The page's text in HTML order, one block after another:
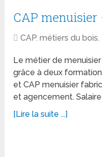
CAP menuisier
CAP,métiers du bois,
Le métier de
grâce à deux
et CAP menuisier
et agencement.
[Lire la suite ...]